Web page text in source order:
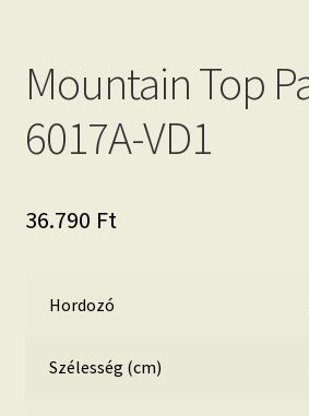
Mountain Top
6017A-VD1
36.790 Ft
Hordozó
Szélesség (cm)